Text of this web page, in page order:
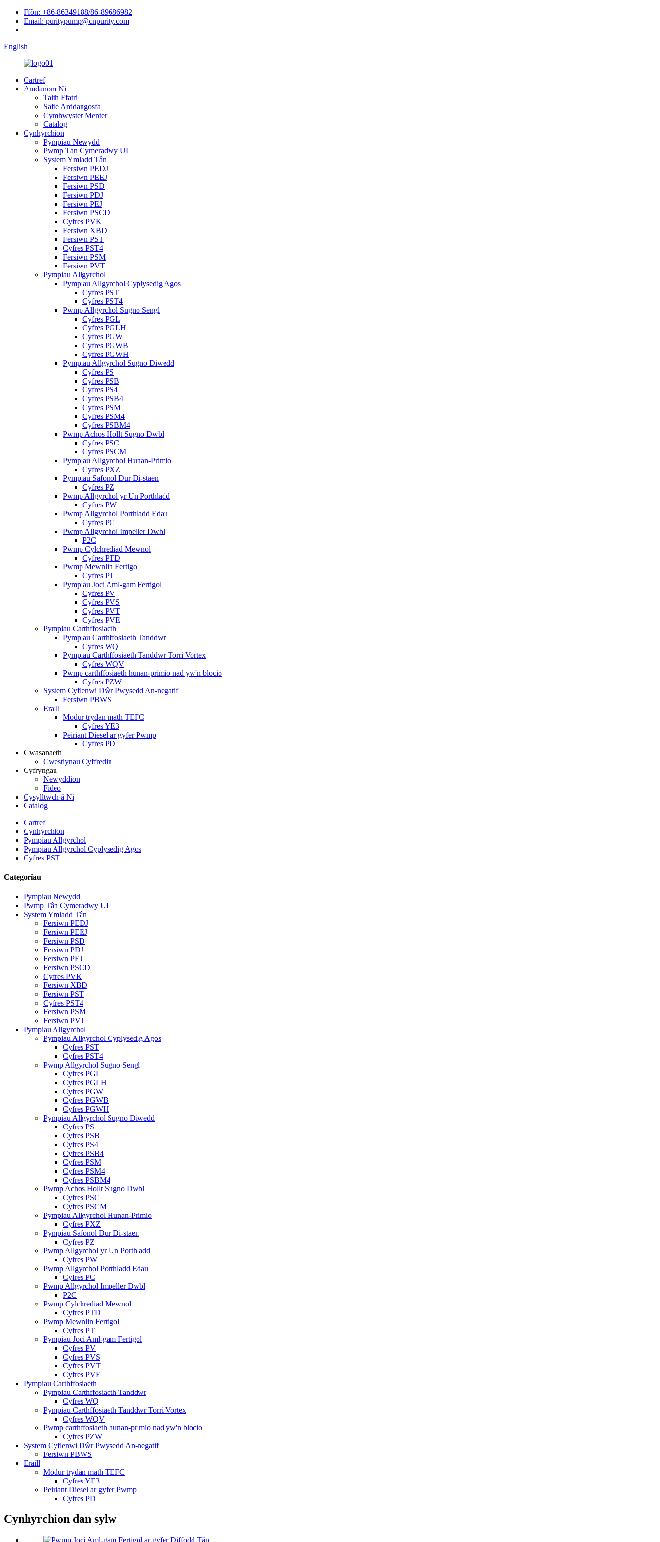
Ffôn: +86-86349188/86-89686982
Email: puritypump@cnpurity.com
English
Cartref
Amdanom Ni
Taith Ffatri
Safle Arddangosfa
Cymhwyster Menter
Catalog
Cynhyrchion
Pympiau Newydd
Pwmp Tân Cymeradwy UL
System Ymladd Tân
Fersiwn PEDJ
Fersiwn PEEJ
Fersiwn PSD
Fersiwn PDJ
Fersiwn PEJ
Fersiwn PSCD
Cyfres PVK
Fersiwn XBD
Fersiwn PST
Cyfres PST4
Fersiwn PSM
Fersiwn PVT
Pympiau Allgyrchol
Pympiau Allgyrchol Cyplysedig Agos
Cyfres PST
Cyfres PST4
Pwmp Allgyrchol Sugno Sengl
Cyfres PGL
Cyfres PGLH
Cyfres PGW
Cyfres PGWB
Cyfres PGWH
Pympiau Allgyrchol Sugno Diwedd
Cyfres PS
Cyfres PSB
Cyfres PS4
Cyfres PSB4
Cyfres PSM
Cyfres PSM4
Cyfres PSBM4
Pwmp Achos Hollt Sugno Dwbl
Cyfres PSC
Cyfres PSCM
Pympiau Allgyrchol Hunan-Primio
Cyfres PXZ
Pympiau Safonol Dur Di-staen
Cyfres PZ
Pwmp Allgyrchol yr Un Porthladd
Cyfres PW
Pwmp Allgyrchol Porthladd Edau
Cyfres PC
Pwmp Allgyrchol Impeller Dwbl
P2C
Pwmp Cylchrediad Mewnol
Cyfres PTD
Pwmp Mewnlin Fertigol
Cyfres PT
Pympiau Joci Aml-gam Fertigol
Cyfres PV
Cyfres PVS
Cyfres PVT
Cyfres PVE
Pympiau Carthffosiaeth
Pympiau Carthffosiaeth Tanddwr
Cyfres WQ
Pympiau Carthffosiaeth Tanddwr Torri Vortex
Cyfres WQV
Pwmp carthffosiaeth hunan-primio nad yw'n blocio
Cyfres PZW
System Cyflenwi Dŵr Pwysedd An-negatif
Fersiwn PBWS
Eraill
Modur trydan math TEFC
Cyfres YE3
Peiriant Diesel ar gyfer Pwmp
Cyfres PD
Gwasanaeth
Cwestiynau Cyffredin
Cyfryngau
Newyddion
Fideo
Cysylltwch â Ni
Catalog
Cartref
Cynhyrchion
Pympiau Allgyrchol
Pympiau Allgyrchol Cyplysedig Agos
Cyfres PST
Categorïau
Pympiau Newydd
Pwmp Tân Cymeradwy UL
System Ymladd Tân
Fersiwn PEDJ
Fersiwn PEEJ
Fersiwn PSD
Fersiwn PDJ
Fersiwn PEJ
Fersiwn PSCD
Cyfres PVK
Fersiwn XBD
Fersiwn PST
Cyfres PST4
Fersiwn PSM
Fersiwn PVT
Pympiau Allgyrchol
Pympiau Allgyrchol Cyplysedig Agos
Cyfres PST
Cyfres PST4
Pwmp Allgyrchol Sugno Sengl
Cyfres PGL
Cyfres PGLH
Cyfres PGW
Cyfres PGWB
Cyfres PGWH
Pympiau Allgyrchol Sugno Diwedd
Cyfres PS
Cyfres PSB
Cyfres PS4
Cyfres PSB4
Cyfres PSM
Cyfres PSM4
Cyfres PSBM4
Pwmp Achos Hollt Sugno Dwbl
Cyfres PSC
Cyfres PSCM
Pympiau Allgyrchol Hunan-Primio
Cyfres PXZ
Pympiau Safonol Dur Di-staen
Cyfres PZ
Pwmp Allgyrchol yr Un Porthladd
Cyfres PW
Pwmp Allgyrchol Porthladd Edau
Cyfres PC
Pwmp Allgyrchol Impeller Dwbl
P2C
Pwmp Cylchrediad Mewnol
Cyfres PTD
Pwmp Mewnlin Fertigol
Cyfres PT
Pympiau Joci Aml-gam Fertigol
Cyfres PV
Cyfres PVS
Cyfres PVT
Cyfres PVE
Pympiau Carthffosiaeth
Pympiau Carthffosiaeth Tanddwr
Cyfres WQ
Pympiau Carthffosiaeth Tanddwr Torri Vortex
Cyfres WQV
Pwmp carthffosiaeth hunan-primio nad yw'n blocio
Cyfres PZW
System Cyflenwi Dŵr Pwysedd An-negatif
Fersiwn PBWS
Eraill
Modur trydan math TEFC
Cyfres YE3
Peiriant Diesel ar gyfer Pwmp
Cyfres PD
Cynhyrchion dan sylw